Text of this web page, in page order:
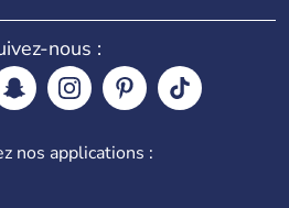
nous :
nos applications :